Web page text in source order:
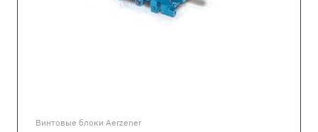
Винтовые блоки Aerzener